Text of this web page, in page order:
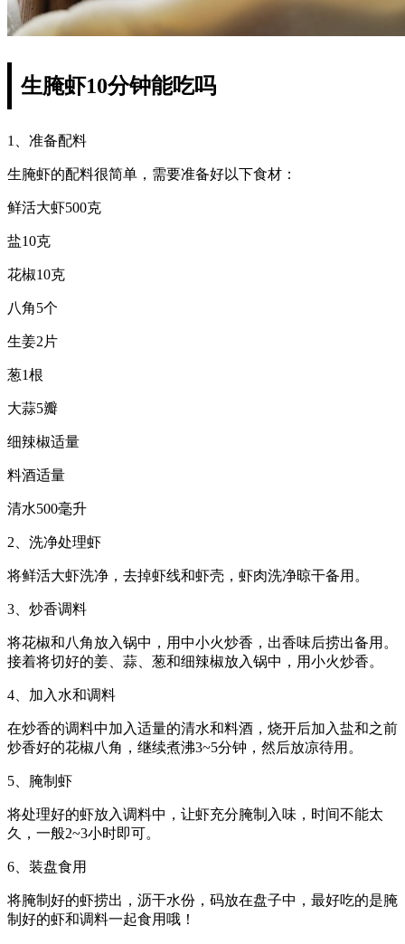
生腌虾10分钟能吃吗
1、准备配料
生腌虾的配料很简单，需要准备好以下食材：
鲜活大虾500克
盐10克
花椒10克
八角5个
生姜2片
葱1根
大蒜5瓣
细辣椒适量
料酒适量
清水500毫升
2、洗净处理虾
将鲜活大虾洗净，去掉虾线和虾壳，虾肉洗净晾干备用。
3、炒香调料
将花椒和八角放入锅中，用中小火炒香，出香味后捞出备用。
接着将切好的姜、蒜、葱和细辣椒放入锅中，用小火炒香。
4、加入水和调料
在炒香的调料中加入适量的清水和料酒，烧开后加入盐和之前
炒香好的花椒八角，继续煮沸3~5分钟，然后放凉待用。
5、腌制虾
将处理好的虾放入调料中，让虾充分腌制入味，时间不能太
久，一般2~3小时即可。
6、装盘食用
将腌制好的虾捞出，沥干水份，码放在盘子中，最好吃的是腌
制好的虾和调料一起食用哦！